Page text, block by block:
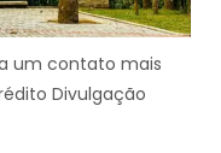
um contato mais
Divulgação